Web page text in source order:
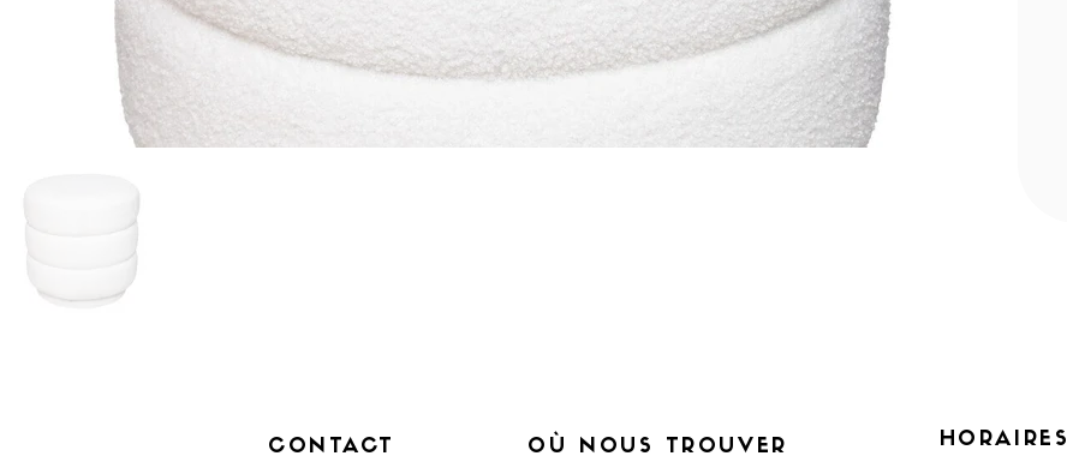
CONTACT OÙ NOUS TROUVER HORAIRES